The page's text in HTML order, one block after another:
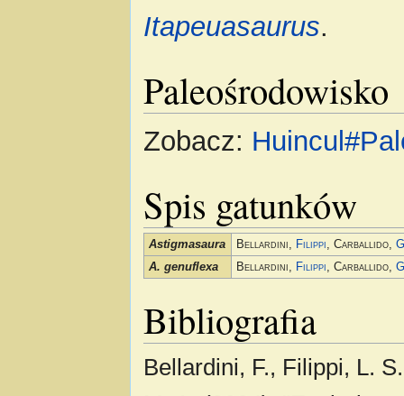
Itapeuasaurus.
Paleośrodowisko
Zobacz:
Spis gatunków
Astigmasaura Bellardini, Filippi, Carballido,
A. genuflexa
Bellardini, Filippi, Carballido,
Bibliografia
Bellardini, F., Filippi, L.